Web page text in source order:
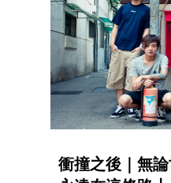
衝撞之後｜無